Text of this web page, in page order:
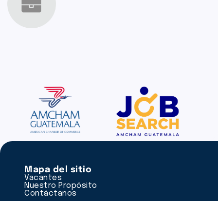
Mapa del sitio
Vacantes
Nuestro Propósito
Contáctanos